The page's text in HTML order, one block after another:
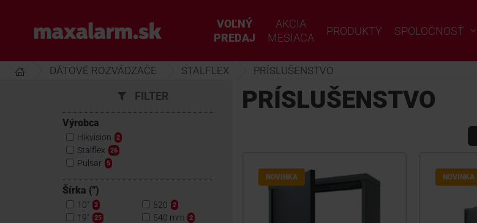
hlavnému
www.maxalarm.sk
VOĽNÝ
PREDAJ
AKCIA
MESIACA
PRODUKTY SPOLOČNOSŤ
DÁTOVÉ ROZVÁDZAČE STALFLEX PRÍSLUŠENSTVO
FILTER
Výrobca
Hikvision 2
Stalflex 26
Pulsar 5
Šírka (")
10" 2
19" 25
520 2
540 mm 2
PRÍSLUŠENSTVO
NOVINKA NOVINKA